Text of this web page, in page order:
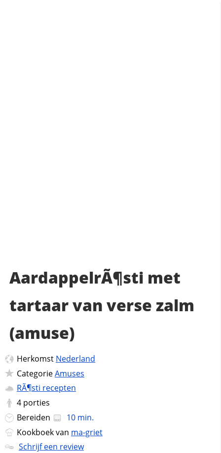
AardappelrÃ¶sti met
tartaar van verse zalm
(amuse)
Herkomst Nederland
CategorieAmuses
RÃ¶sti recepten
4 porties
Bereiden
10 min.
Kookboek van ma-griet
Schrijf een review